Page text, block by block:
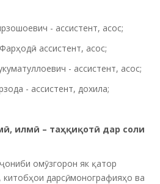
- ассистент, асос;
- ассистент, асос;
- ассистент, асос;
- ассистент, дохила;
ӣ, илмӣ – таҳқиқотӣ дар соли
омӯзгорон як қатор
дарсӣ, монографияҳо ва